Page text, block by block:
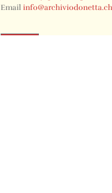
Emailinfo@archiviodonetta.ch